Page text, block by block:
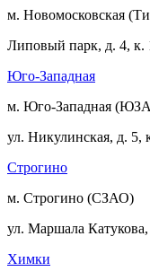
м. Новомосковская
Липовый парк, д. 4, к.
Юго-Западная
м. Юго-Западная
ул. Никулинская, д. 5,
Строгино
м. Строгино (СЗАО)
ул. Маршала
Химки